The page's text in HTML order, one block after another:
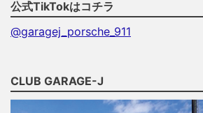
公式TikTokはコチラ
@garagej_porsche_911
CLUB GARAGE-J